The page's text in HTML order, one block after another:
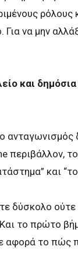
Για να μην
και
περιβάλλον,
και
δύσκολο
το πρώτο
αφορά το πώς